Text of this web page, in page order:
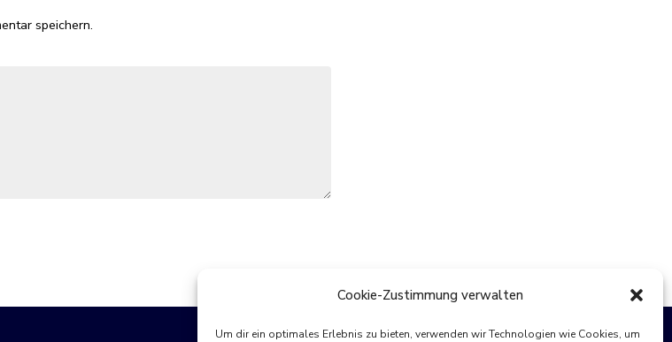
Cookie-Zustimmung verwalten
Um dir ein optimales Erlebnis zu bieten, verwenden wir Technologien wie Cookies, um
speichern.